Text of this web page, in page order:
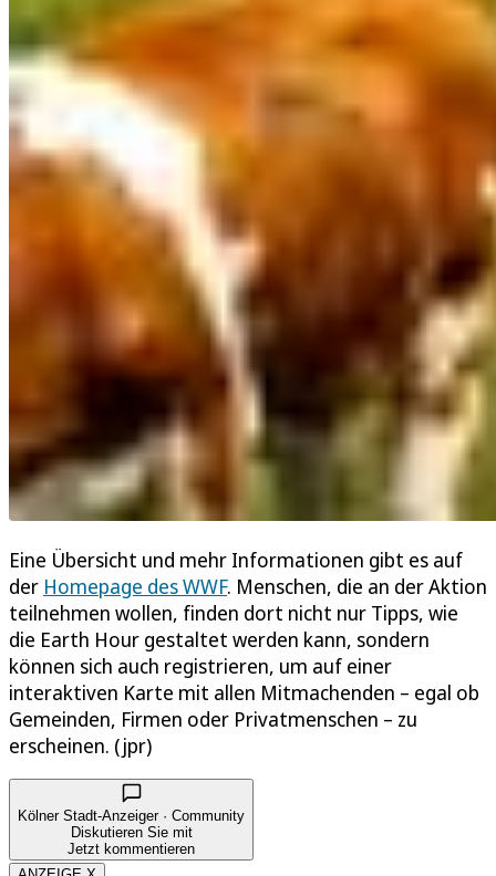
Eine Übersicht und mehr Informationen gibt es auf
der Homepage des WWF. Menschen, die an der Aktion
teilnehmen wollen, finden dort nicht nur Tipps, wie
die Earth Hour gestaltet werden kann, sondern
können sich auch registrieren, um auf einer
interaktiven Karte mit allen Mitmachenden – egal ob
Gemeinden, Firmen oder Privatmenschen – zu
erscheinen. (jpr)
Kölner Stadt-Anzeiger · Community
Diskutieren Sie mit
Jetzt kommentieren